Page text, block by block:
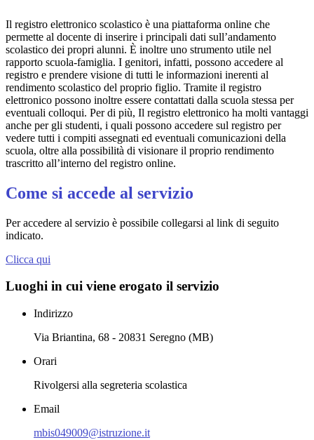
Il registro elettronico scolastico è una piattaforma online che
permette al docente di inserire i principali dati sull’andamento
scolastico dei propri alunni. È inoltre uno strumento utile nel
rapporto scuola-famiglia. I genitori, infatti, possono accedere al
registro e prendere visione di tutti le informazioni inerenti al
rendimento scolastico del proprio figlio. Tramite il registro
elettronico possono inoltre essere contattati dalla scuola stessa per
eventuali colloqui. Per di più, Il registro elettronico ha molti vantaggi
anche per gli studenti, i quali possono accedere sul registro per
vedere tutti i compiti assegnati ed eventuali comunicazioni della
scuola, oltre alla possibilità di visionare il proprio rendimento
trascritto all’interno del registro online.
Come si accede al servizio
Per accedere al servizio è possibile collegarsi al link di seguito
indicato.
Clicca qui
Luoghi in cui viene erogato il servizio
Indirizzo
Via Briantina, 68 - 20831 Seregno (MB)
Orari
Rivolgersi alla segreteria scolastica
Email
mbis049009@istruzione.it